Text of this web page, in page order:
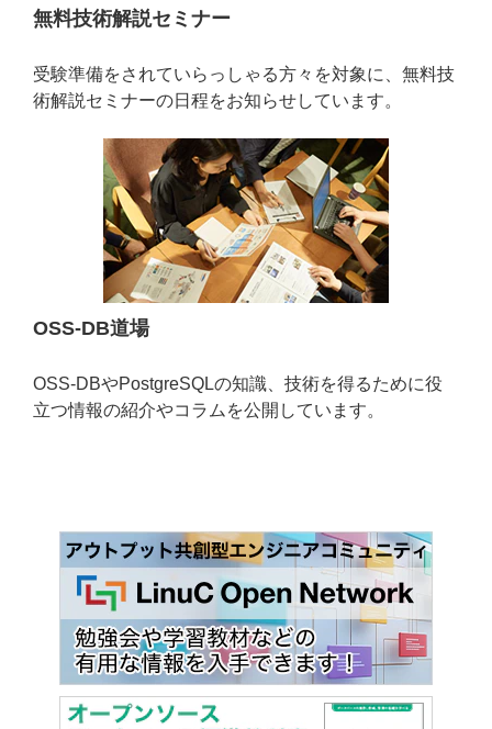
無料技術解説セミナー
受験準備をされていらっしゃる方々を対象に、無料技
術解説セミナーの日程をお知らせしています。
OSS-DB道場
OSS-DBやPostgreSQLの知識、技術を得るために役
立つ情報の紹介やコラムを公開しています。